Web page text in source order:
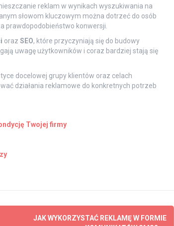
reklam w wynikach wyszukiwania na
słowom kluczowym można dotrzeć do osób
prawdopodobieństwo konwersji.
oraz SEO, które przyczyniają się do budowy
uwagę użytkowników i coraz bardziej stają się
docelowej grupy klientów oraz celach
działania reklamowe do konkretnych potrzeb
Twojej firmy
JAK WYKORZYSTAĆ REKLAMĘ W FORMIE